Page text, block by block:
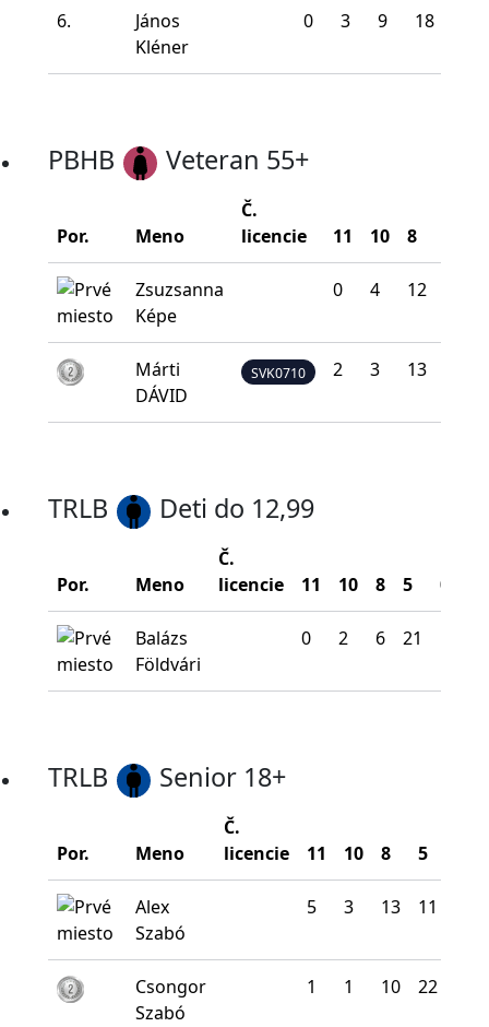
6.
János
Kléner
0 3 9 18
PBHB Veteran 55+
Por. Meno
Č.
licencie
11 10 8
Zsuzsanna
Képe
0 4 12
Márti
DÁVID
SVK0710 2 3 13
TRLB Deti do 12,99
Por. Meno
Č.
licencie
11 10 8 5 0
Balázs
Földvári
0 2 6 21
TRLB Senior 18+
Por. Meno
Č.
licencie
11 10 8 5
Alex
Szabó
5 3 13 11
Csongor
Szabó
1 1 10 22